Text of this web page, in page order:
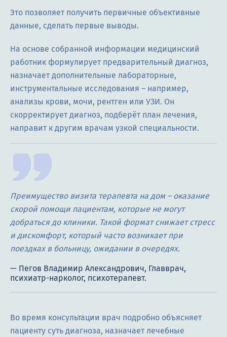
Это позволяет получить первичные объективные
данные, сделать первые выводы.
На основе собранной информации медицинский
работник формулирует предварительный диагноз,
назначает дополнительные лабораторные,
инструментальные исследования – например,
анализы крови, мочи, рентген или УЗИ. Он
скорректирует диагноз, подберёт план лечения,
направит к другим врачам узкой специальности.
Преимущество визита терапевта на дом – оказание
скорой помощи пациентам, которые не могут
добраться до клиники. Такой формат снижает стресс
и дискомфорт, который часто возникает при
поездках в больницу, ожидании в очередях.
Во время консультации врач подробно объясняет
пациенту суть диагноза, назначает лечебные